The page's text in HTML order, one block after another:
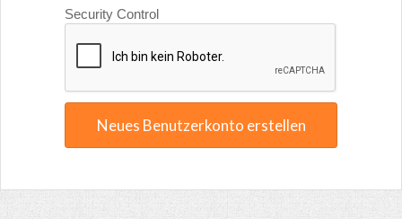
Security Control